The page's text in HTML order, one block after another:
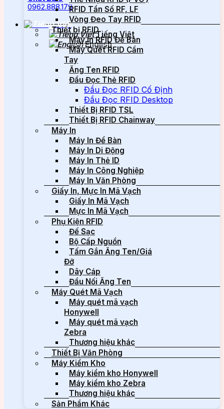
0962.888.179
Tiếng Việt
English
RFID Tần Số RF, LF
Vòng Đeo Tay RFID
Thiết bị RFID
Máy In RFID Để Bàn
Máy Quét RFID Cầm
Tay
Ăng Ten RFID
Đầu Đọc Thẻ RFID
Đầu Đọc RFID Cố Định
Đầu Đọc RFID Desktop
Thiết Bị RFID TSL
Thiết Bị RFID Chainway
Máy In
Máy In Để Bàn
Máy In Di Động
Máy In Thẻ ID
Máy In Công Nghiệp
Máy In Văn Phòng
Giấy In, Mực In Mã Vạch
Giấy In Mã Vạch
Mực In Mã Vạch
Phụ Kiện RFID
Đế Sạc
Bộ Cấp Nguồn
Tấm Gắn Ăng Ten/Giá
Đỡ
Dây Cáp
Đầu Nối Ăng Ten
Máy Quét Mã Vạch
Máy quét mã vạch
Honywell
Máy quét mã vạch
Zebra
Thương hiệu khác
Thiết Bị Văn Phòng
Máy Kiểm Kho
Máy kiểm kho Honywell
Máy kiểm kho Zebra
Thương hiệu khác
Sản Phẩm Khác